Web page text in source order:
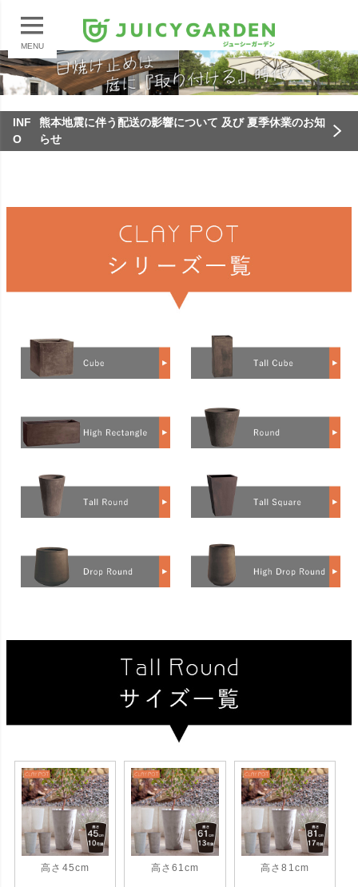
MENU
INF
O
熊本地震に伴う配送の影響について 及び 夏季休業のお知
らせ
高さ45cm 高さ61cm 高さ81cm